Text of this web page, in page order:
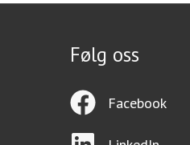
Følg oss
Facebook